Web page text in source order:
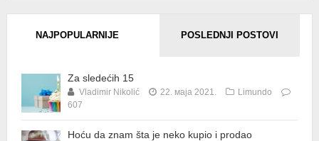
NAJPOPULARNIJE POSLEDNJI POSTOVI
Za sledećih 15
Vladimir Nikolić 22. маја 2021.
Limundo
607
Hoću da znam šta je neko kupio i prodao